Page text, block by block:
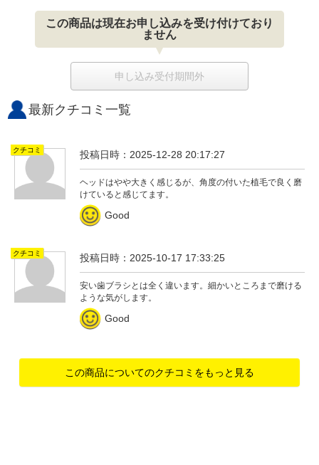
この商品は現在お申し込みを受け付けており
ません
申し込み受付期間外
最新クチコミ一覧
クチコミ 投稿日時：2025-12-28 20:17:27
ヘッドはやや大きく感じるが、角度の付いた植毛で良く磨
けていると感じてます。
Good
クチコミ 投稿日時：2025-10-17 17:33:25
安い歯ブラシとは全く違います。細かいところまで磨ける
ような気がします。
Good
この商品についてのクチコミをもっと見る